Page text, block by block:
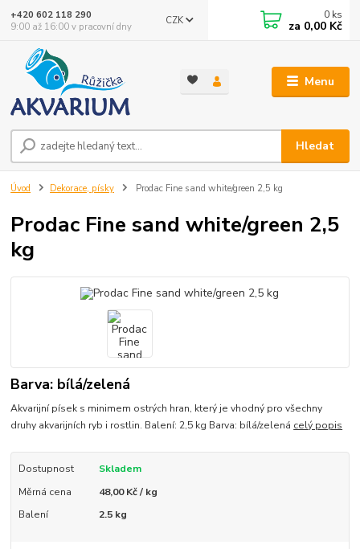
Menu
CZK
Hledat
+420 602 118 290
9:00 až 16:00 v pracovní dny
0 ks
za 0,00 Kč
Úvod Dekorace, písky Prodac Fine sand white/green 2,5 kg
Prodac Fine sand white/green 2,5
kg
Barva: bílá/zelená
Akvarijní písek s minimem ostrých hran, který je vhodný pro všechny
druhy akvarijních ryb i rostlin. Balení: 2,5 kg Barva: bílá/zelená celý popis
Dostupnost
Skladem
Měrná cena
48,00 Kč / kg
Balení
2.5 kg